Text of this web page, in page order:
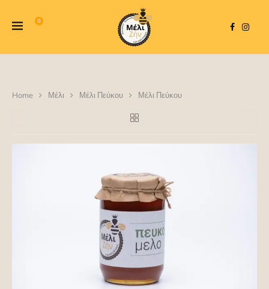
0
Home Μέλι Μέλι Πεύκου Μέλι Πεύκου